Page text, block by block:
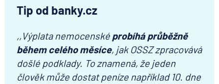
Tip od banky.cz
,,Výplata nemocenské probíhá průběžně
během celého měsíce, jak OSSZ zpracovává
došlé podklady. To znamená, že jeden
člověk může dostat peníze například 10. dne